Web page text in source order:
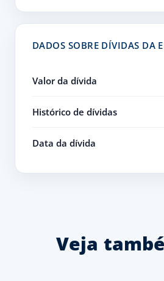
DADOS SOBRE DÍVIDAS DA
Valor da dívida
Histórico de dívidas
Data da dívida
Veja